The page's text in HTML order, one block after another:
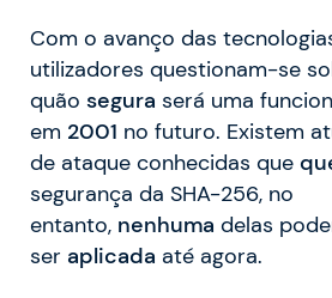
Com o avanço das
utilizadores questionam-se
quão segura será uma
em 2001 no futuro. Existem
de ataque conhecidas que
segurança da SHA-256, no
entanto, nenhuma delas
ser aplicada até agora.